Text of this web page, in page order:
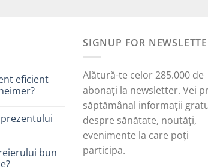
eficient
bun
SIGNUP FOR
Alătură-te celor 285.000 de
abonați la newsletter. Vei
săptămânal informații
despre sănătate, noutăți,
evenimente la care poți
participa.